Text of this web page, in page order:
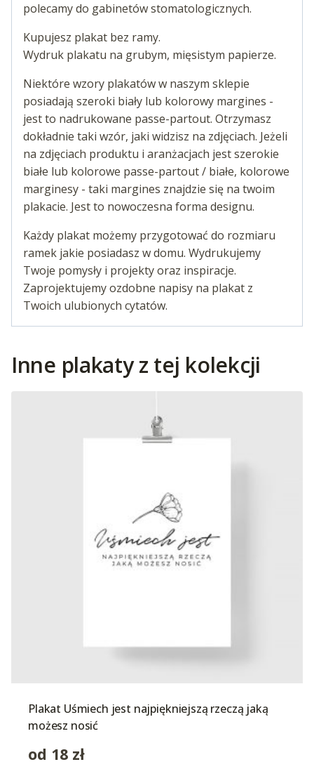
polecamy do gabinetów stomatologicznych.
Kupujesz plakat bez ramy.
Wydruk plakatu na grubym, mięsistym papierze.
Niektóre wzory plakatów w naszym sklepie
posiadają szeroki biały lub kolorowy margines -
jest to nadrukowane passe-partout. Otrzymasz
dokładnie taki wzór, jaki widzisz na zdjęciach. Jeżeli
na zdjęciach produktu i aranżacjach jest szerokie
białe lub kolorowe passe-partout / białe, kolorowe
marginesy - taki margines znajdzie się na twoim
plakacie. Jest to nowoczesna forma designu.
Każdy plakat możemy przygotować do rozmiaru
ramek jakie posiadasz w domu. Wydrukujemy
Twoje pomysły i projekty oraz inspiracje.
Zaprojektujemy ozdobne napisy na plakat z
Twoich ulubionych cytatów.
Inne plakaty z tej kolekcji
Plakat Uśmiech jest najpiękniejszą rzeczą jaką
możesz nosić
od 18 zł